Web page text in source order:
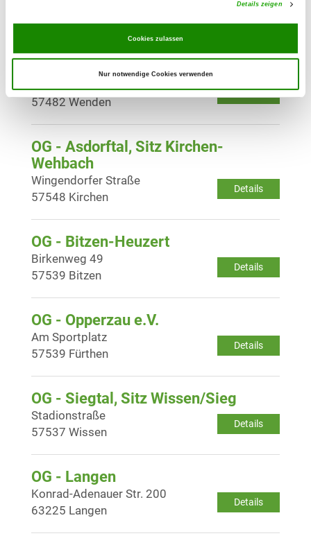
Details zeigen
Cookies zulassen
Nur notwendige Cookies verwenden
57482 Wenden
OG - Wenden-Hünsborn
Details
Karl-Arnoldstr. 33
57482 Wenden
OG - Asdorftal, Sitz Kirchen-
Wehbach
Details
Wingendorfer Straße
57548 Kirchen
OG - Bitzen-Heuzert
Details
Birkenweg 49
57539 Bitzen
OG - Opperzau e.V.
Details
Am Sportplatz
57539 Fürthen
OG - Siegtal, Sitz Wissen/Sieg
Details
Stadionstraße
57537 Wissen
OG - Langen
Details
Konrad-Adenauer Str. 200
63225 Langen